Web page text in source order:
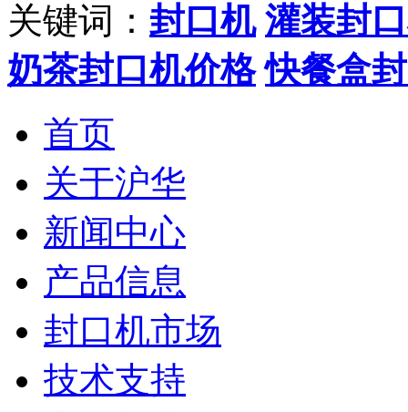
关键词： 封口机 灌装封
奶茶封口机价格 快餐盒
首页
关于沪华
新闻中心
产品信息
封口机市场
技术支持